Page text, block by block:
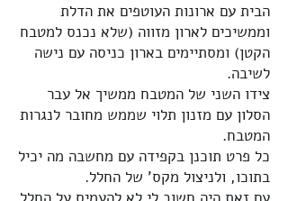
הבית עם ארונות העוטפים את הדלת
וממשיכים לארון מזווה (שלא נכנס למטבח
הקטן) ומסתיימים בארון כניסה עם נישה
לשיבה.
צידו השני של המטבח ממשיך אל עבר
הסלון עם מזנון תלוי שממש מחובר לנגרות
המטבח.
כל פרט תוכנן בקפידה עם מחשבה מה יכיל
בתוכו, ולניצול מקס' של החלל.